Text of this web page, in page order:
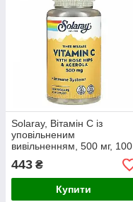
Solaray, Вітамін C із
уповільненим
вивільненням, 500 мг, 100
рослинних капсул
443 ₴
Купити